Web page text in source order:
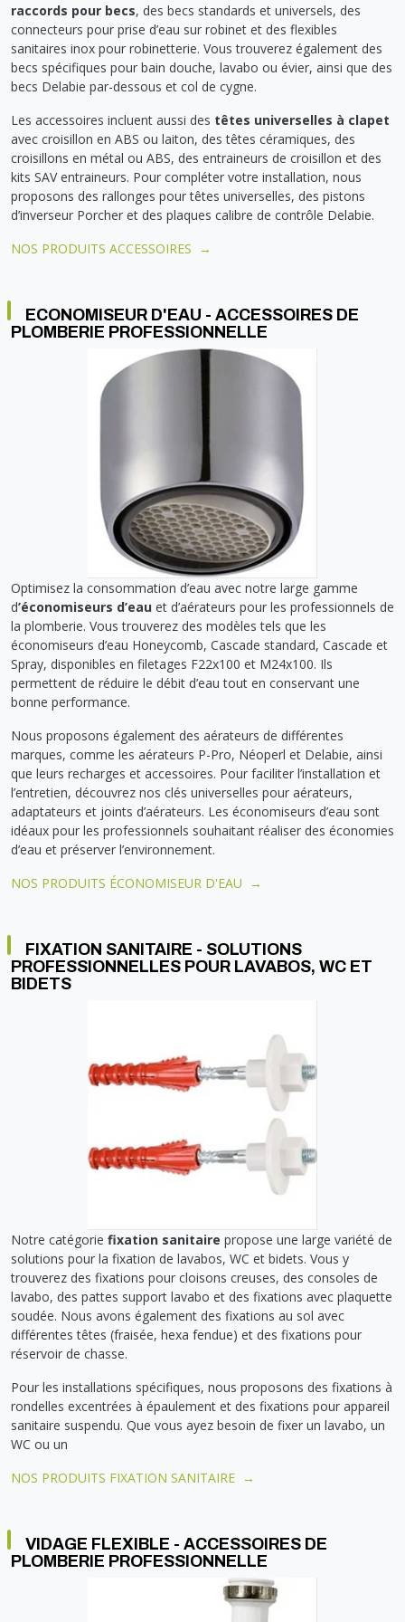
raccords pour becs, des becs standards et universels, des
connecteurs pour prise d’eau sur robinet et des flexibles
sanitaires inox pour robinetterie. Vous trouverez également des
becs spécifiques pour bain douche, lavabo ou évier, ainsi que des
becs Delabie par-dessous et col de cygne.
Les accessoires incluent aussi des têtes universelles à clapet
avec croisillon en ABS ou laiton, des têtes céramiques, des
croisillons en métal ou ABS, des entraineurs de croisillon et des
kits SAV entraineurs. Pour compléter votre installation, nous
proposons des rallonges pour têtes universelles, des pistons
d’inverseur Porcher et des plaques calibre de contrôle Delabie.
NOS PRODUITS ACCESSOIRES →
ECONOMISEUR D'EAU - ACCESSOIRES DE
PLOMBERIE PROFESSIONNELLE
Optimisez la consommation d’eau avec notre large gamme
d’économiseurs d’eau et d’aérateurs pour les professionnels de
la plomberie. Vous trouverez des modèles tels que les
économiseurs d’eau Honeycomb, Cascade standard, Cascade et
Spray, disponibles en filetages F22x100 et M24x100. Ils
permettent de réduire le débit d’eau tout en conservant une
bonne performance.
Nous proposons également des aérateurs de différentes
marques, comme les aérateurs P-Pro, Néoperl et Delabie, ainsi
que leurs recharges et accessoires. Pour faciliter l’installation et
l’entretien, découvrez nos clés universelles pour aérateurs,
adaptateurs et joints d’aérateurs. Les économiseurs d’eau sont
idéaux pour les professionnels souhaitant réaliser des économies
d’eau et préserver l’environnement.
NOS PRODUITS ÉCONOMISEUR D'EAU →
FIXATION SANITAIRE - SOLUTIONS
PROFESSIONNELLES POUR LAVABOS, WC ET
BIDETS
Notre catégorie fixation sanitaire propose une large variété de
solutions pour la fixation de lavabos, WC et bidets. Vous y
trouverez des fixations pour cloisons creuses, des consoles de
lavabo, des pattes support lavabo et des fixations avec plaquette
soudée. Nous avons également des fixations au sol avec
différentes têtes (fraisée, hexa fendue) et des fixations pour
réservoir de chasse.
Pour les installations spécifiques, nous proposons des fixations à
rondelles excentrées à épaulement et des fixations pour appareil
sanitaire suspendu. Que vous ayez besoin de fixer un lavabo, un
WC ou un
NOS PRODUITS FIXATION SANITAIRE →
VIDAGE FLEXIBLE - ACCESSOIRES DE
PLOMBERIE PROFESSIONNELLE